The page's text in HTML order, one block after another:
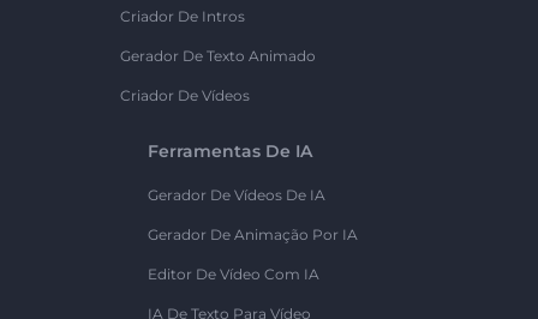
Criador De Intros
Gerador De Texto Animado
Criador De Vídeos
Ferramentas De IA
Gerador De Vídeos De IA
Gerador De Animação Por IA
Editor De Vídeo Com IA
IA De Texto Para Vídeo